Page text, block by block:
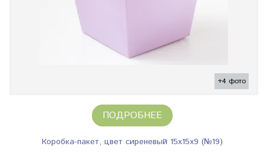
+4 фото
ПОДРОБНЕЕ
Коробка-пакет, цвет сиреневый 15х15х9 (№19)